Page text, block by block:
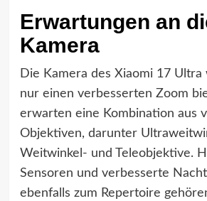
Erwartungen an
Kamera
Die Kamera des Xiaomi 17 Ultra
nur einen verbesserten Zoom
erwarten eine Kombination aus
Objektiven, darunter
Weitwinkel- und Teleobjektive.
Sensoren und verbesserte
ebenfalls zum Repertoire